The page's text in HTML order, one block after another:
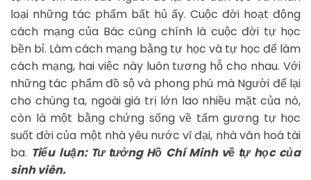
loại những tác phẩm bất hủ ấy. Cuộc đời hoạt động
cách mạng của Bác cũng chính là cuộc đời tự học
bền bỉ. Làm cách mạng bằng tự học và tự học để làm
cách mạng, hai việc này luôn tương hỗ cho nhau. Với
những tác phẩm đồ sộ và phong phú mà Người để lại
cho chúng ta, ngoài giá trị lớn lao nhiều mặt của nó,
còn là một bằng chứng sống về tấm gương tự học
suốt đời của một nhà yêu nước vĩ đại, nhà văn hoá tài
ba. Tiểu luận: Tư tưởng Hồ Chí Minh về tự học của
sinh viên.